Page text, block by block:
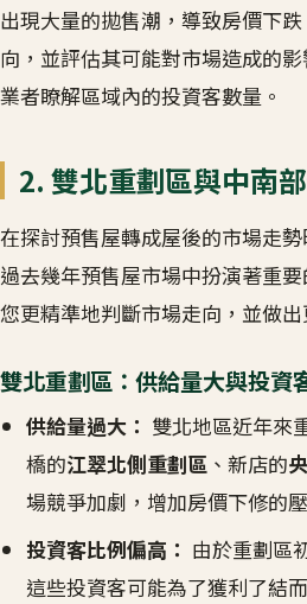
出現大量的拋售潮，導致房價下
向，並評估其可能對市場造成的
業者瞭解區域內的投資客數量。
2. 雙北重劃區與中南
在探討預售屋轉成屋後的市場走
過去幾年預售屋市場中扮演著重
您更精準地判斷市場走向，並做
雙北重劃區：供給量大與投資
供給量過大： 雙北地區近年來
橋的江翠北側重劃區 、新店的
場競爭加劇，增加房價下修的
投資客比例偏高： 由於重劃區
這些投資客可能為了獲利了結